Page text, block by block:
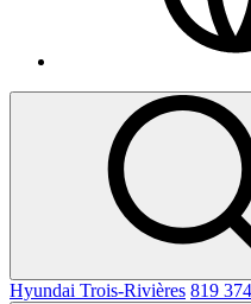
Hyundai Trois-Rivières 819